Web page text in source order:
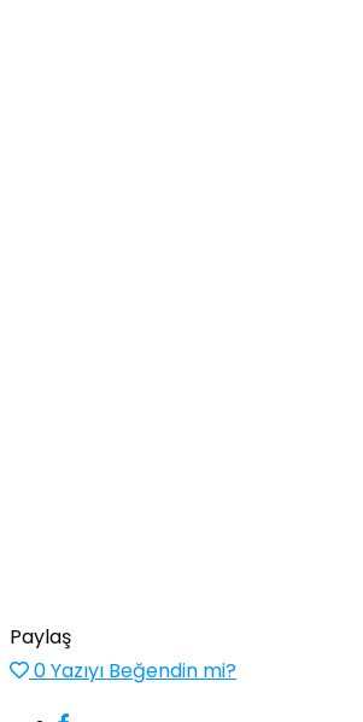
Paylaş
0Yazıyı Beğendin mi?